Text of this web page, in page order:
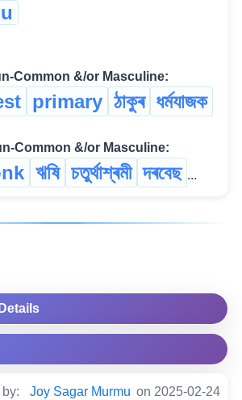
Common &/or Masculine:
primary ঠাকুৰ ধৰ্মযাজক
Common &/or Masculine:
ঋষি চতুৰ্থাশ্ৰমী দৰবেছ ...
Joy Sagar Murmu on 2025-02-24